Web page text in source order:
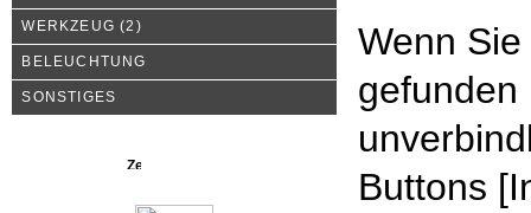
WERKZEUG (2)
BELEUCHTUNG
SONSTIGES
Wenn
gefunden
Buttons